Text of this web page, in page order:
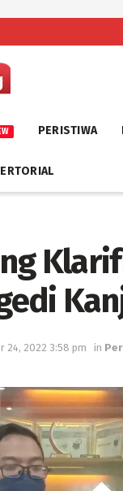
PERISTIWA
24, 2022 3:58 pm in